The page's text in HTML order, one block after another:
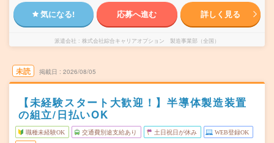
気になる! 応募へ進む 詳しく見る
派遣会社 株式会社綜合キャリアオプション 製造事業部（全国）
未読 掲載日 2026/08/05
【未経験スタート大歓迎！】半導体製造装置
の組立/日払いOK
職種未経験OK 交通費別途支給あり 土日祝日が休み WEB登録OK